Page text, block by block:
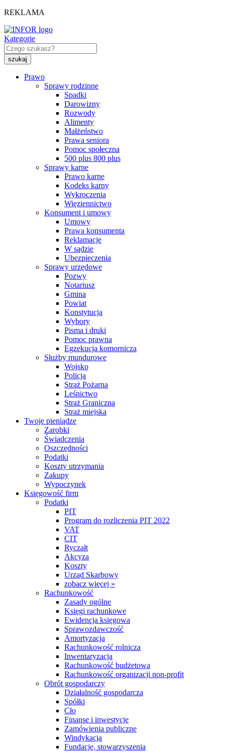
REKLAMA
Kategorie
Prawo
Sprawy rodzinne
Spadki
Darowizny
Rozwody
Alimenty
Małżeństwo
Prawa seniora
Pomoc społeczna
500 plus 800 plus
Sprawy karne
Prawo karne
Kodeks karny
Wykroczenia
Więziennictwo
Konsument i umowy
Umowy
Prawa konsumenta
Reklamacje
W sądzie
Ubezpieczenia
Sprawy urzędowe
Pozwy
Notariusz
Gmina
Powiat
Konstytucja
Wybory
Pisma i druki
Pomoc prawna
Egzekucja komornicza
Służby mundurowe
Wojsko
Policja
Straż Pożarna
Leśnictwo
Straż Graniczna
Straż miejska
Twoje pieniądze
Zarobki
Świadczenia
Oszczędności
Podatki
Koszty utrzymania
Zakupy
Wypoczynek
Księgowość firm
Podatki
PIT
Program do rozliczenia PIT 2022
VAT
CIT
Ryczałt
Akcyza
Koszty
Urząd Skarbowy
zobacz więcej »
Rachunkowość
Zasady ogólne
Księgi rachunkowe
Ewidencja księgowa
Sprawozdawczość
Amortyzacja
Rachunkowość rolnicza
Inwentaryzacja
Rachunkowość budżetowa
Rachunkowość organizacji non-profit
Obrót gospodarczy
Działalność gospodarcza
Spółki
Cło
Finanse i inwestycje
Zamówienia publiczne
Windykacja
Fundacje, stowarzyszenia